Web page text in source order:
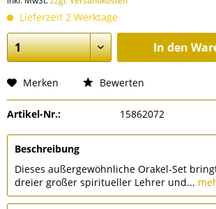
Lieferzeit 2 Werktage
In den
Merken Bewerten
Artikel-Nr.: 15862072
Beschreibung
Dieses außergewöhnliche Orakel-Set
dreier großer spiritueller Lehrer und...